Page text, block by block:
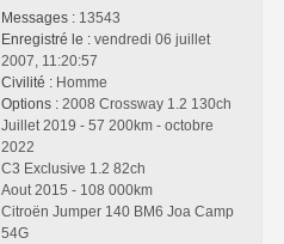
Messages : 13543
Enregistré le : vendredi 06 juillet
2007, 11:20:57
Civilité : Homme
Options : 2008 Crossway 1.2 130ch
Juillet 2019 - 57 200km - octobre
2022
C3 Exclusive 1.2 82ch
Aout 2015 - 108 000km
Citroën Jumper 140 BM6 Joa Camp
54G